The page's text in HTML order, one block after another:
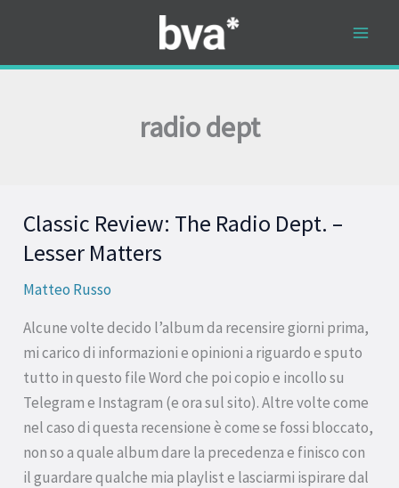
contenuto
radio dept
Classic Review: The Radio Dept. –
Lesser Matters
Matteo Russo
Alcune volte decido l’album da recensire giorni prima,
mi carico di informazioni e opinioni a riguardo e sputo
tutto in questo file Word che poi copio e incollo su
Telegram e Instagram (e ora sul sito). Altre volte come
nel caso di questa recensione è come se fossi bloccato,
non so a quale album dare la precedenza e finisco con
il guardare qualche mia playlist e lasciarmi ispirare dal
Classic
Review:
Radio
Dept.
Lesser
Matters